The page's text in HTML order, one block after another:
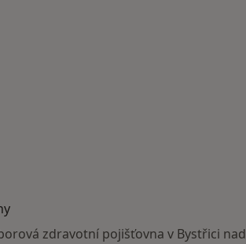
zdravotní pojišťovna v Bystřici nad